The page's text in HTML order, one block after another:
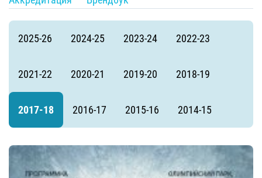
2025-26 2024-25 2023-24 2022-23
2021-22 2020-21 2019-20 2018-19
2017-18 2016-17 2015-16 2014-15